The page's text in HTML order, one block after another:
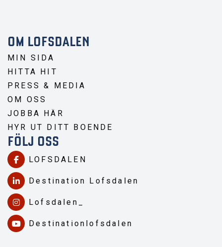
OM LOFSDALEN
MIN SIDA
HITTA HIT
PRESS & MEDIA
OM OSS
JOBBA HÄR
HYR UT DITT BOENDE
FÖLJ OSS
LOFSDALEN
Destination Lofsdalen
Lofsdalen_
Destinationlofsdalen